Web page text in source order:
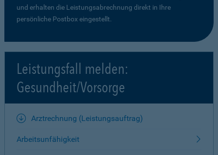
und erhalten die Leistungsabrechnung direkt in Ihre
persönliche Postbox eingestellt.
Leistungsfall melden:
Gesundheit/Vorsorge
Arztrechnung (Leistungsauftrag)
Arbeitsunfähigkeit